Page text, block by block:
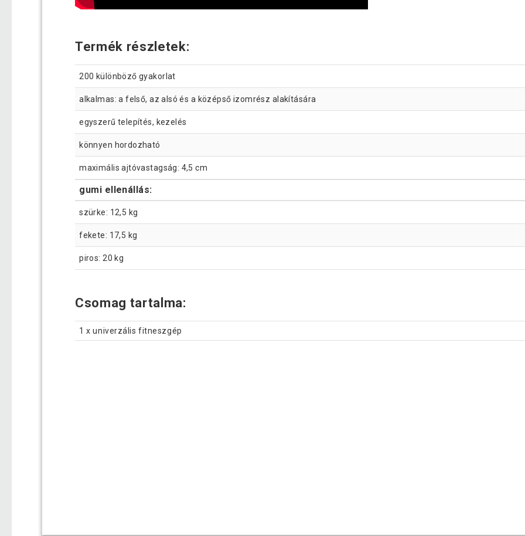
Termék részletek:
200 különböző gyakorlat
alkalmas: a felső, az alsó és a középső izomrész alakítására
egyszerű telepítés, kezelés
könnyen hordozható
maximális ajtóvastagság: 4,5 cm
gumi ellenállás:
szürke: 12,5 kg
fekete: 17,5 kg
piros: 20 kg
Csomag tartalma:
1 x univerzális fitneszgép